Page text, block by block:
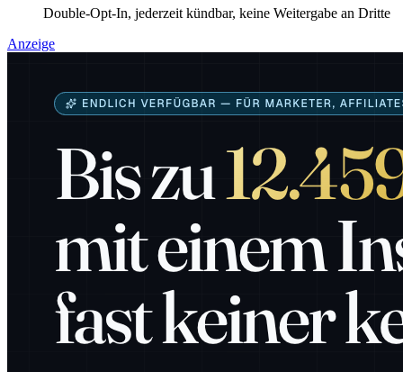
Double-Opt-In, jederzeit kündbar, keine Weitergabe an Dritte
Anzeige